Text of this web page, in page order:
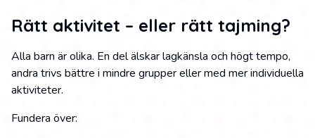
Rätt aktivitet – eller rätt tajming?
Alla barn är olika. En del älskar lagkänsla och högt tempo,
andra trivs bättre i mindre grupper eller med mer individuella
aktiviteter.
Fundera över: